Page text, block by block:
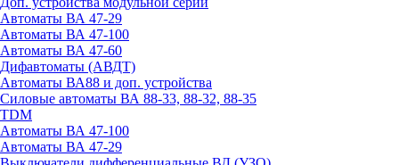
Автоматы ВА 47-29
Автоматы ВА 47-100
Автоматы ВА 47-60
Дифавтоматы (АВДТ)
Автоматы ВА88 и доп. устройства
Силовые автоматы ВА 88-33, 88-32, 88-35
TDM
Автоматы ВА 47-100
Автоматы ВА 47-29